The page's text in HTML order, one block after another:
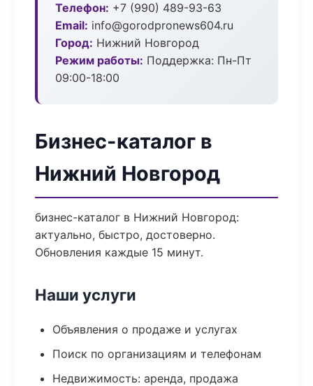
Телефон: +7 (990) 489-93-63
Email: info@gorodpronews604.ru
Город: Нижний Новгород
Режим работы: Поддержка: Пн-Пт
09:00-18:00
Бизнес-каталог в
Нижний Новгород
бизнес-каталог в Нижний Новгород:
актуально, быстро, достоверно.
Обновления каждые 15 минут.
Наши услуги
Объявления о продаже и услугах
Поиск по организациям и телефонам
Недвижимость: аренда, продажа